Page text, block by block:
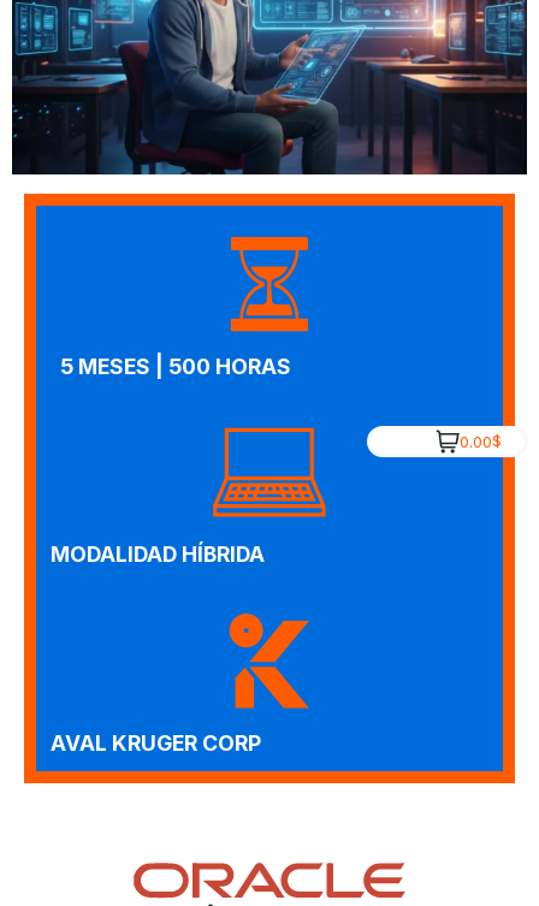
5 MESES | 500 HORAS
MODALIDAD HÍBRIDA
AVAL KRUGER CORP
0.00$